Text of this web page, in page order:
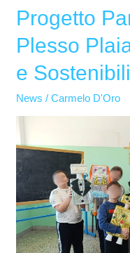
Progetto
Plesso
e
News /Carmelo D'Oro
Progetto
Parmalat-
Sole
al
Creativo
e
Sostenibilità